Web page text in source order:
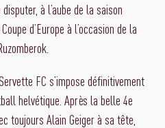
à l’aube de la saison
d’Europe à l’occasion de la
FC s’impose définitivement
helvétique. Après la belle 4e
toujours Alain Geiger à sa tête,